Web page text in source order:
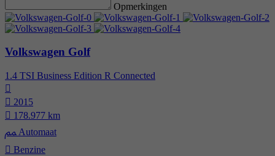
Opmerkingen
Volkswagen Golf
1.4 TSI Business Edition R Connected
2015
178.977 km
Automaat
Benzine